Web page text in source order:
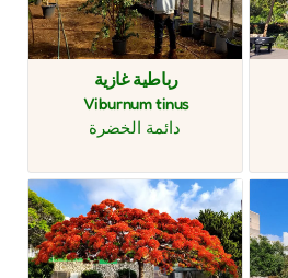
رباطية غازية
Viburnum tinus
دائمة الخضرة